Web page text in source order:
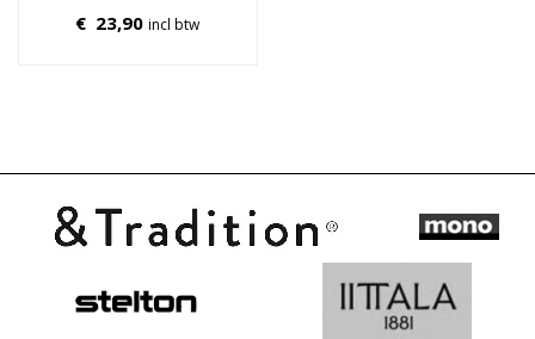
€ 23,90 incl btw